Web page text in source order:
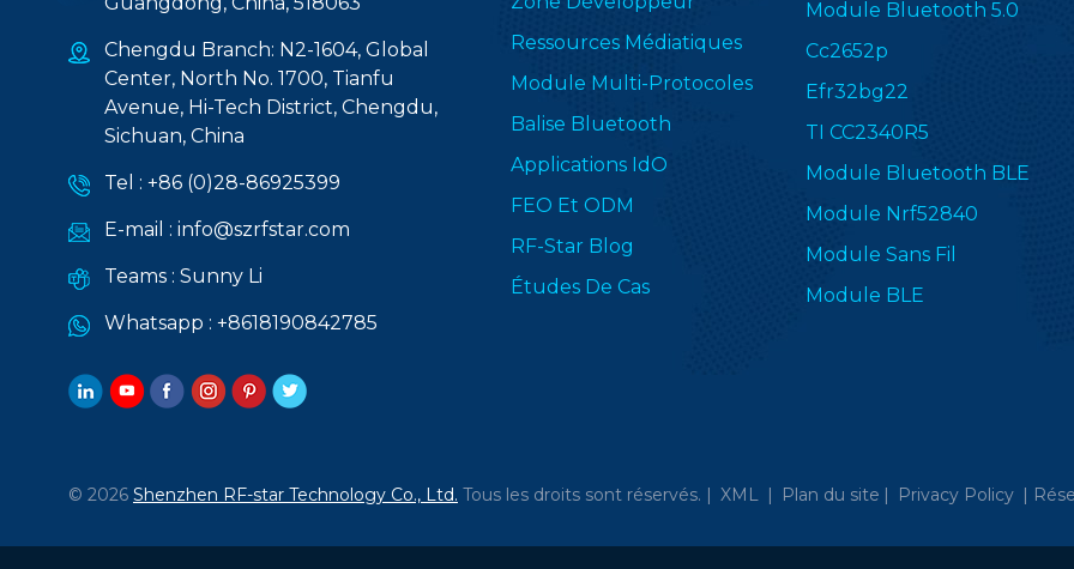
Chengdu Branch: N2-1604, Global
Center, North No. 1700, Tianfu
Avenue, Hi-Tech District, Chengdu,
Sichuan, China
Tel : +86 (0)28-86925399
E-mail : info@szrfstar.com
Teams : Sunny Li
Whatsapp : +8618190842785
Ressources Médiatiques
Module Multi-Protocoles
Balise Bluetooth
Applications IdO
FEO Et ODM
RF-Star Blog
Études De Cas
Module Bluetooth 5.0
Cc2652p
Efr32bg22
TI CC2340R5
Module Bluetooth BLE
Module Nrf52840
Module Sans Fil
Module BLE
© 2026 Shenzhen RF-star Technology Co., Ltd. Tous les droits sont réservés. | XML | Plan du site | Privacy Policy |